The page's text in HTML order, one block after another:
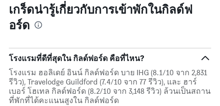
เกร็ดน่ารู้เกี่ยวกับการเข้าพักในกิลด์ฟ
อร์ด
โรงแรมที่ดีที่สุดใน กิลด์ฟอร์ด คือที่ไหน?
โรงแรม ฮอลิเดย์ อินน์ กิลด์ฟอร์ด บาย IHG (8.1/10 จาก 2,831
รีวิว), Travelodge Guildford (7.4/10 จาก 77 รีวิว), และ ฮาร์
เบอร์ โฮเทล กิลด์ฟอร์ด (8.2/10 จาก 3,148 รีวิว) ล้วนเป็นสถาน
ที่พักที่ได้คะแนนสูงใน กิลด์ฟอร์ด